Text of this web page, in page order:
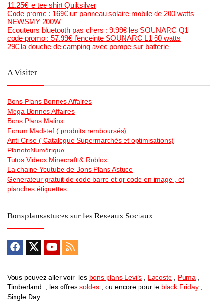
11.25€ le tee shirt Quiksilver
Code promo : 169€ un panneau solaire mobile de 200 watts –
NEWSMY 200W
Ecouteurs bluetooth pas chers : 9.99€ les SOUNARC Q1
code promo : 57.99€ l’enceinte SOUNARC L1 60 watts
29€ la douche de camping avec pompe sur batterie
A Visiter
Bons Plans Bonnes Affaires
Mega Bonnes Affaires
Bons Plans Malins
Forum Madstef ( produits remboursés)
Anti Crise ( Catalogue Supermarchés et optimisations)
PlaneteNumérique
Tutos Videos Minecraft & Roblox
La chaine Youtube de Bons Plans Astuce
Generateur gratuit de code barre et qr code en image , et
planches étiquettes
Bonsplansastuces sur les Reseaux Sociaux
Vous pouvez aller voir les bons plans Levi’s Lacoste Puma
Timberland , les offres soldes , ou encore pour le black Friday
Single Day …